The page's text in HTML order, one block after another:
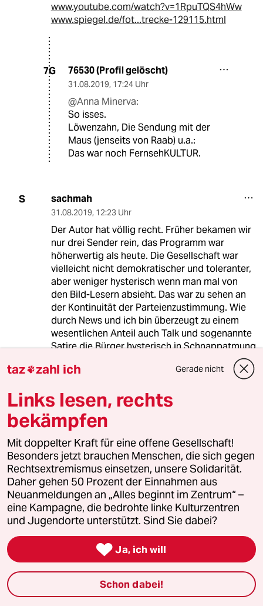
www.youtube.com/watch?v=1RpuTQS4hWw
www.spiegel.de/fot...trecke-129115.html
7G 76530 (Profil gelöscht)
31.08.2019, 17:24 Uhr
@Anna Minerva:
So isses.
Löwenzahn, Die Sendung mit der
Maus (jenseits von Raab) u.a.:
Das war noch FernsehKULTUR.
S sachmah
31.08.2019, 12:23 Uhr
Der Autor hat völlig recht. Früher bekamen wir
nur drei Sender rein, das Programm war
höherwertig als heute. Die Gesellschaft war
vielleicht nicht demokratischer und toleranter,
aber weniger hysterisch wenn man mal von
den Bild-Lesern absieht. Das war zu sehen an
der Kontinuität der Parteienzustimmung. Wie
durch News und ich bin überzeugt zu einem
wesentlichen Anteil auch Talk und sogenannte
Satire die Bürger hysterisch in Schnappatmung
zusammenwählen lässt, wird wieder am
Deppen im Talk die Ausrichtung ihrer Partei
ändern wollen und ihrer Parteispitze in den
Rücken fallen ist nur erbärmlich. Dafür ist die
SPD ein prima Beispiel. Nahles und Co.. Oder
AfD, Höcker eine Plattform geben und helfen
den Rest abzusägen. Zum Kotzen. Auch die
salafistischen Bartträger sind unvergessen, die
effizient zur Spaltung beitragen könnten.
S sachmah
31.08.2019, 16:06 Uhr
@sachmah:
Natürlich nicht (Bernd) Höcker
sondern (Björn) Höcke. Oder
taz zahl ich Gerade nicht
Links lesen, rechts
bekämpfen
Mit doppelter Kraft für eine offene Gesellschaft!
Besonders jetzt brauchen Menschen, die sich gegen
Rechtsextremismus einsetzen, unsere Solidarität.
Daher gehen 50 Prozent der Einnahmen aus
Neuanmeldungen an „Alles beginnt im Zentrum“ –
eine Kampagne, die bedrohte linke Kulturzentren
und Jugendorte unterstützt. Sind Sie dabei?
 Ja, ich will
Schon dabei!